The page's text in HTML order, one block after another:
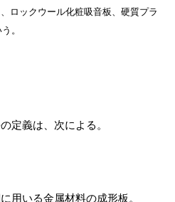
ロックウール化粧吸音板、硬質プラ
。
定義は、次による。
用いる金属材料の成形板。